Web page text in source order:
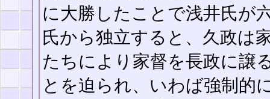
に大勝したことで浅井氏が
氏から独立すると、久政は
たちにより家督を長政に譲
とを迫られ、いわば強制的